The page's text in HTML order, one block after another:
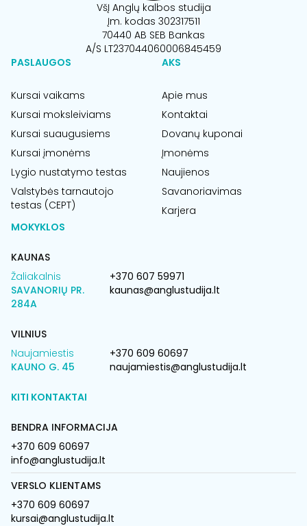
VšĮ Anglų kalbos studija
Įm. kodas 302317511
70440 AB SEB Bankas
A/S LT237044060006845459
PASLAUGOS
Kursai vaikams
Kursai moksleiviams
Kursai suaugusiems
Kursai įmonėms
Lygio nustatymo testas
Valstybės tarnautojo
testas (CEPT)
AKS
Apie mus
Kontaktai
Dovanų kuponai
Įmonėms
Naujienos
Savanoriavimas
Karjera
MOKYKLOS
KAUNAS
Žaliakalnis
SAVANORIŲ PR.
284A
+370 607 59971
kaunas@anglustudija.lt
VILNIUS
Naujamiestis
KAUNO G. 45
+370 609 60697
naujamiestis@anglustudija.lt
KITI KONTAKTAI
BENDRA INFORMACIJA
+370 609 60697
info@anglustudija.lt
VERSLO KLIENTAMS
+370 609 60697
kursai@anglustudija.lt